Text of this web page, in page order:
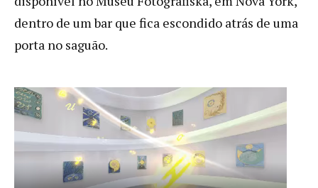
dentro de um bar que fica escondido atrás de uma
porta no saguão.